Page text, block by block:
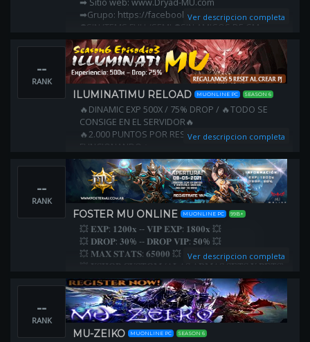
➡ Sitio web: www.Dryad-MU.com
➡Grupo: https://facebook.com/groups/DryadMU
⛔SIN ITEMS FULL/SEMI ⛔SIN AMIGOS DE GMs
➕ TALLER DE ITEMS WEB ➕ CUSTOMS ÚNICAS
Ver descripcion completa
--
RANK
ILUMINATIMU RELOAD MUONLINE PC SEASON 6
🔥DINAMIC EXP 500X / 75% DROP / 🔥TODO SE
CONSIGE EN EL SERVIDOR🔥
🔥2.000 PUNTOS POR RESET🔥 🔥EVENTOS 100%
FUNCIONANDO🔥
🔥REGALAMOS 5 RESET AL CREAR PJ🔥 🔥SERVIDOR
ENFOCADO EN PVP🔥
Ver descripcion completa
--
RANK
FOSTER MU ONLINE MUONLINE PC 99B+
💥 𝐄𝐗𝐏: 𝟏𝟐𝟎𝟎𝐱 -- 𝐕𝐈𝐏 𝐄𝐗𝐏: 𝟏𝟖𝟎𝟎𝐱 💥
💥 𝐃𝐑𝐎𝐏: 𝟑𝟎% -- 𝐃𝐑𝐎𝐏 𝐕𝐈𝐏: 𝟓𝟎% 💥
💥 𝐌𝐀𝐗 𝐒𝐓𝐀𝐓𝐒: 𝟔𝟓𝟎𝟎𝟎 💥
💥 𝐗𝐒𝐇𝐎𝐏 𝐂𝐔𝐒𝐓𝐎𝐌 (𝐀𝐋𝐀𝐒,𝐀𝐑𝐌𝐀𝐒,𝐒𝐄𝐓𝐒 𝐘 𝐏𝐄𝐓𝐒)
𝐈𝐍𝐆𝐀𝐌𝐄 ​💥
💥 𝐉𝐄𝐖𝐄𝐋 𝐎𝐅 𝐋𝐔𝐂𝐊,𝐉𝐄𝐖𝐄𝐋 𝐎𝐅 𝐀𝐍𝐂𝐈𝐄𝐍𝐓,
𝐉𝐄𝐖𝐄𝐋 𝐎𝐅 𝐄𝐗𝐂𝐄𝐋𝐄𝐍𝐓 𝐃𝐑𝐎𝐏 💥
Ver descripcion completa
--
RANK
MU-ZEIKO MUONLINE PC SEASON 6